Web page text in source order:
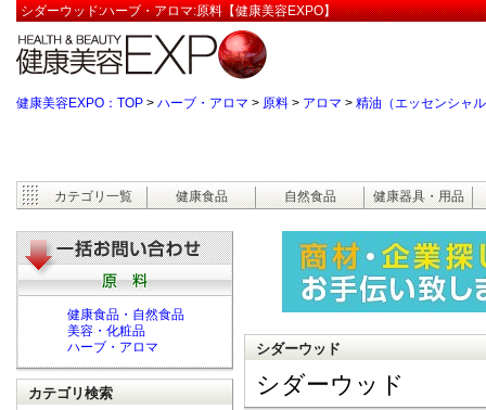
シダーウッド:ハーブ・アロマ:原料【健康美容EXPO】
健康美容EXPO：TOP > ハーブ・アロマ > 原料 > アロマ > 精油（エッセンシャ
カテゴリ一覧 健康食品 自然食品 健康器具・用品
シダーウッド
シダーウッド
健康食品・自然食品
美容・化粧品
ハーブ・アロマ
カテゴリ検索